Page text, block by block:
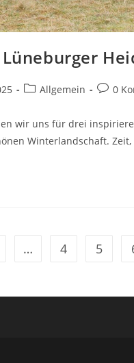
Beitrags-
Allgemein 0
wir uns für drei
Winterlandschaft.
Seite
… 4 5